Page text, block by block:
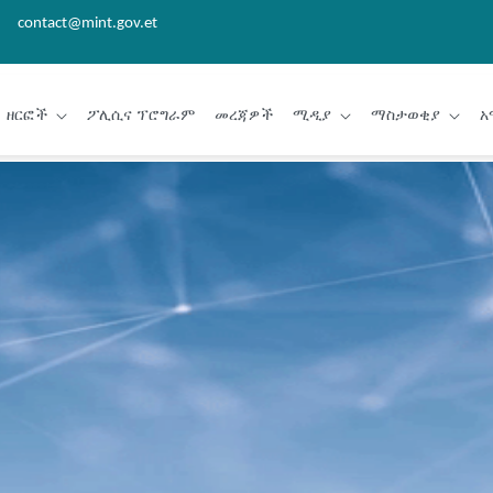
contact@mint.gov.et
ዘርፎች ፖሊሲና ፕሮግራም መረጃዎች ሚዲያ ማስታወቂያ